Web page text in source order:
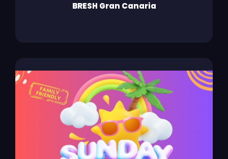
BRESH Gran Canaria